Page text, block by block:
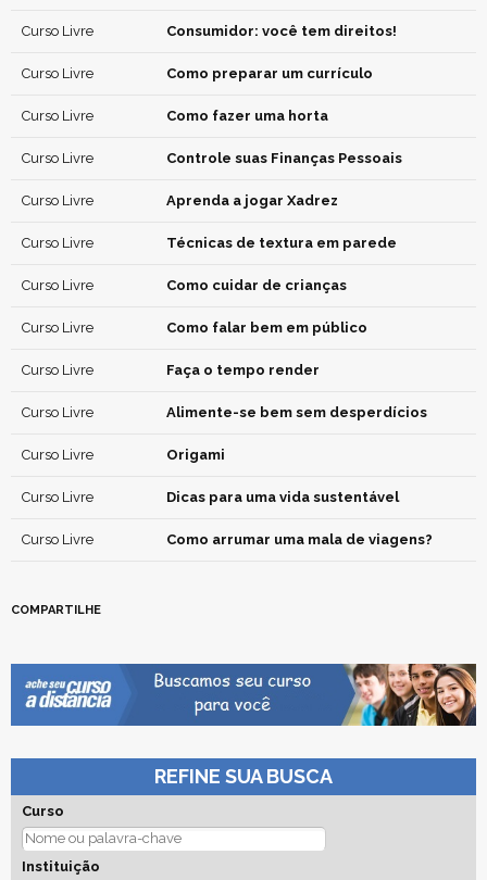
Curso Livre Consumidor: você tem direitos!
Curso Livre Como preparar um currículo
Curso Livre Como fazer uma horta
Curso Livre Controle suas Finanças Pessoais
Curso Livre Aprenda a jogar Xadrez
Curso Livre Técnicas de textura em parede
Curso Livre Como cuidar de crianças
Curso Livre Como falar bem em público
Curso Livre Faça o tempo render
Curso Livre Alimente-se bem sem desperdícios
Curso Livre Origami
Curso Livre Dicas para uma vida sustentável
Curso Livre Como arrumar uma mala de viagens?
COMPARTILHE
REFINE SUA BUSCA
Curso
Instituição